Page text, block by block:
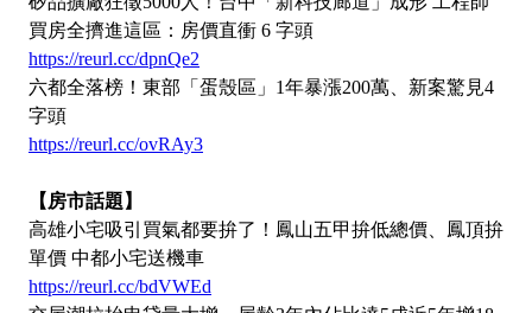
買房全擠進這區：房價直衝 6 字頭
https://reurl.cc/dpnQe2
六都全落榜！東部「蛋殼區」1年暴漲200萬、新案驚見4
字頭
https://reurl.cc/ovRAy3
【房市話題】
高雄小宅吸引買氣都要拚了！鳳山五甲拚低總價、鳳頂拚
單價 中都小宅送機車
https://reurl.cc/bdVWEd